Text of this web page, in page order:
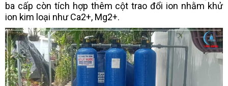
ba cấp còn tích hợp thêm cột trao đổi ion nhằm khử
ion kim loại như Ca2+, Mg2+.